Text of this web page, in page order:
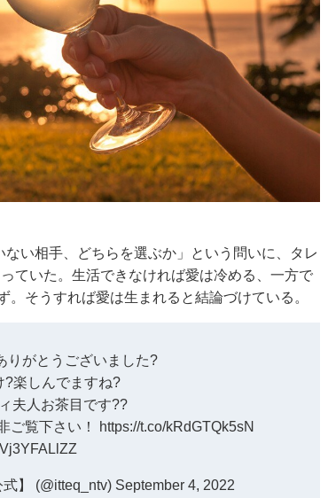
い相手、どちらを選ぶか」という問いに、タレ
ていた。生活できなければ愛は冷める、一方で
そうすれば愛は生まれると結論づけている。
りがとうございました?
?楽しんでますね?
夫人お茶目です??
ご覧下さい！
https://t.co/kRdGTQk5sN
】 (@itteq_ntv) September 4, 2022